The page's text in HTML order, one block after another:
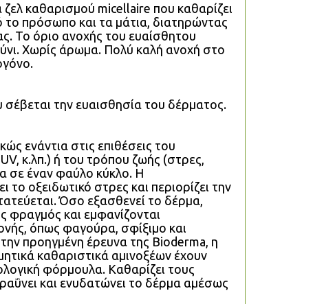
καθαρισμού micellaire που καθαρίζει
το πρόσωπο και τα μάτια, διατηρώντας
Το όριο ανοχής του ευαίσθητου
Χωρίς άρωμα. Πολύ καλή ανοχή στο
σέβεται την ευαισθησία του δέρματος.
ενάντια στις επιθέσεις του
κ.λπ.) ή του τρόπου ζωής (στρες,
σε έναν φαύλο κύκλο. Η
οξειδωτικό στρες και περιορίζει την
Όσο εξασθενεί το δέρμα,
φραγμός και εμφανίζονται
όπως φαγούρα, σφίξιμο και
προηγμένη έρευνα της Bioderma, η
καθαριστικά αμινοξέων έχουν
φόρμουλα. Καθαρίζει τους
και ενυδατώνει το δέρμα αμέσως